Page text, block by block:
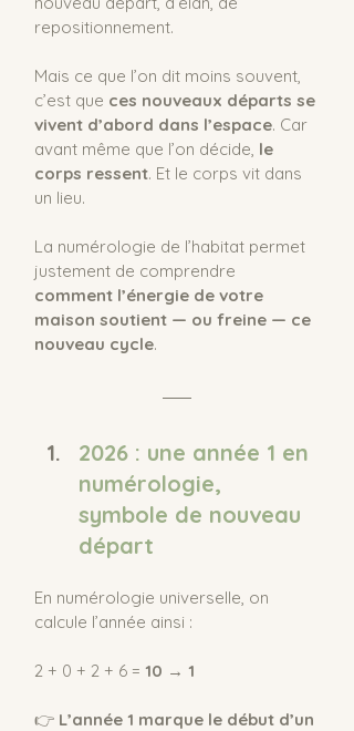
repositionnement.
Mais ce que l’on dit moins souvent,
c’est que ces nouveaux départs se
vivent d’abord dans l’espace. Car
avant même que l’on décide, le
corps ressent. Et le corps vit dans
un lieu.
La numérologie de l’habitat permet
justement de comprendre
comment l’énergie de votre
maison soutient — ou freine — ce
nouveau cycle.
2026 : une année 1 en
numérologie,
symbole de nouveau
départ
En numérologie universelle, on
calcule l’année ainsi :
2 + 0 + 2 + 6 = 10 → 1
👉 L’année 1 marque le début d’un